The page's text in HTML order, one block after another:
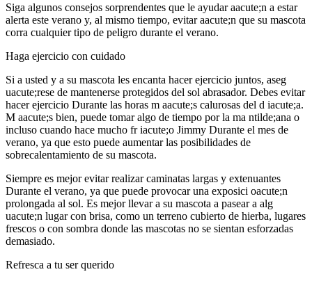
Siga algunos consejos sorprendentes que le ayudar aacute;n a estar
alerta este verano y, al mismo tiempo, evitar aacute;n que su mascota
corra cualquier tipo de peligro durante el verano.
Haga ejercicio con cuidado
Si a usted y a su mascota les encanta hacer ejercicio juntos, aseg
uacute;rese de mantenerse protegidos del sol abrasador. Debes evitar
hacer ejercicio Durante las horas m aacute;s calurosas del d iacute;a.
M aacute;s bien, puede tomar algo de tiempo por la ma ntilde;ana o
incluso cuando hace mucho fr iacute;o Jimmy Durante el mes de
verano, ya que esto puede aumentar las posibilidades de
sobrecalentamiento de su mascota.
Siempre es mejor evitar realizar caminatas largas y extenuantes
Durante el verano, ya que puede provocar una exposici oacute;n
prolongada al sol. Es mejor llevar a su mascota a pasear a alg
uacute;n lugar con brisa, como un terreno cubierto de hierba, lugares
frescos o con sombra donde las mascotas no se sientan esforzadas
demasiado.
Refresca a tu ser querido